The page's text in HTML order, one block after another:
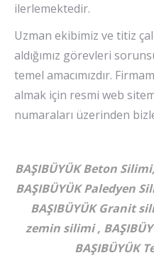
ilerlemektedir.
Uzman ekibimiz ve titiz
aldığımız görevleri
temel amacımızdır.
almak için resmi web
numaraları üzerinden
BAŞIBÜYÜK Beton
BAŞIBÜYÜK Paledyen
BAŞIBÜYÜK Granit
zemin silimi ,
BAŞIBÜYÜK